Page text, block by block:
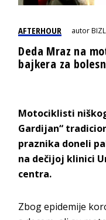
AFTERHOUR autor
Deda Mraz na
bajkera za
Motociklisti
Gardijan“
praznika doneli
na dečijoj klinici
centra.
Zbog epidemije